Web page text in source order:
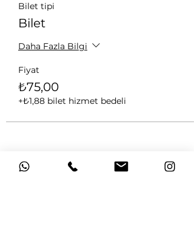
Bilet tipi
Bilet
Daha Fazla Bilgi
Fiyat
₺75,00
+₺1,88 bilet hizmet bedeli